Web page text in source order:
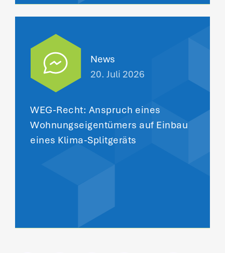
News
20. Juli 2026
WEG-Recht: Anspruch eines
Wohnungseigentümers auf Einbau
eines Klima-Splitgeräts